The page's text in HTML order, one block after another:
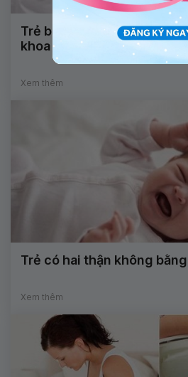
Trẻ bị vùi dương vật bẩm
khoa nào?
Xem thêm
Trẻ có hai thận không
Xem thêm